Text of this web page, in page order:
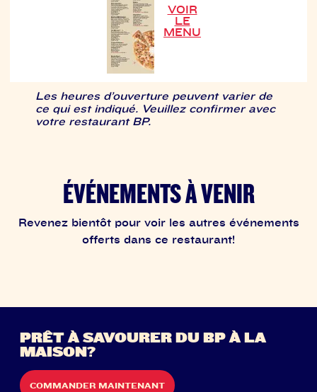
VOIR
LE
MENU
Les heures d’ouverture peuvent varier de
ce qui est indiqué. Veuillez confirmer avec
votre restaurant BP.
ÉVÉNEMENTS À VENIR
Revenez bientôt pour voir les autres événements
offerts dans ce restaurant!
PRÊT À SAVOURER DU BP À LA
MAISON?
COMMANDER MAINTENANT